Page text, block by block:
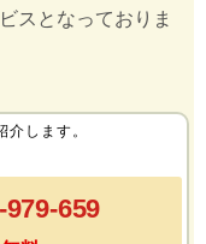
スとなっておりま
します。
979-659